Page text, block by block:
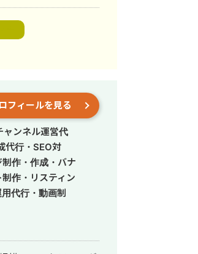
フィールを見る
ャンネル運営代
代行・SEO対
作・作成・バナ
作・リスティン
代行・動画制